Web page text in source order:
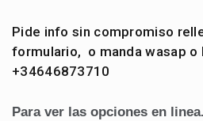
Pide info sin compromiso
formulario, o manda wasap o
+34646873710
Para ver las opciones en linea.